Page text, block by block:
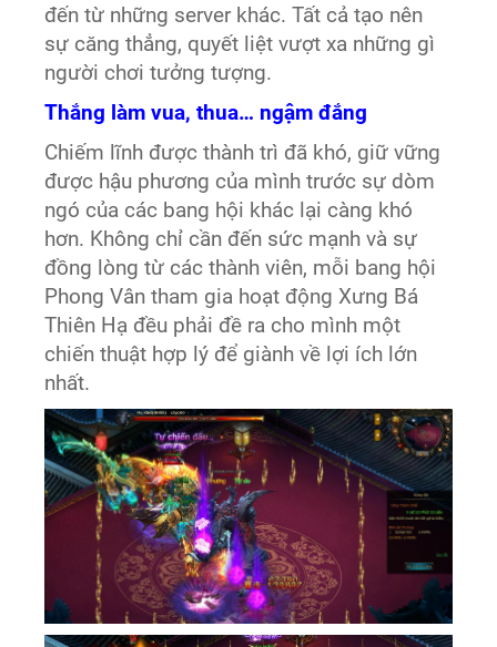
đến từ những server khác. Tất cả tạo nên
sự căng thẳng, quyết liệt vượt xa những gì
người chơi tưởng tượng.
Thắng làm vua, thua… ngậm đắng
Chiếm lĩnh được thành trì đã khó, giữ vững
được hậu phương của mình trước sự dòm
ngó của các bang hội khác lại càng khó
hơn. Không chỉ cần đến sức mạnh và sự
đồng lòng từ các thành viên, mỗi bang hội
Phong Vân tham gia hoạt động Xưng Bá
Thiên Hạ đều phải đề ra cho mình một
chiến thuật hợp lý để giành về lợi ích lớn
nhất.